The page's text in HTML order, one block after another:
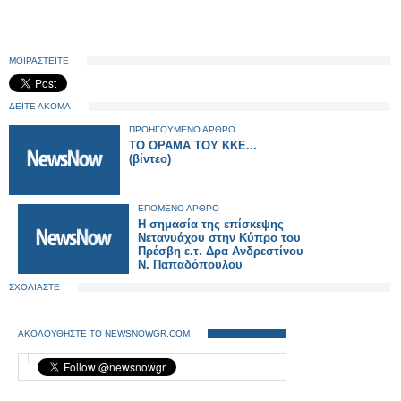
ΜΟΙΡΑΣΤΕΙΤΕ
ΔΕΙΤΕ ΑΚΟΜΑ
ΠΡΟΗΓΟΥΜΕΝΟ ΑΡΘΡΟ
ΤΟ ΟΡΑΜΑ ΤΟΥ ΚΚΕ...
(βίντεο)
ΕΠΟΜΕΝΟ ΑΡΘΡΟ
Η σημασία της επίσκεψης
Νετανυάχου στην Κύπρο του
Πρέσβη ε.τ. Δρα Ανδρεστίνου
Ν. Παπαδόπουλου
ΣΧΟΛΙΑΣΤΕ
ΑΚΟΛΟΥΘΗΣΤΕ ΤΟ NEWSNOWGR.COM